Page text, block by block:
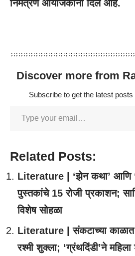
निमंत्रण आयोजकांनी दिले आहे.
Discover more from
Subscribe to get the latest
Related Posts:
Literature | ‘झेन कथा’ आणि
पुस्तकांचे 15 रोजी प्रकाशन;
विशेष सोहळा
Literature | संकटाच्या काळात
रश्मी शुक्ला; ‘ग्रंथदिंडी’ने